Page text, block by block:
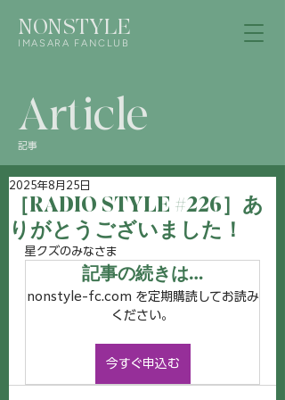
NONSTYLE
IMASARA FANCLUB
Article
記事
［RADIO STYLE #226］あ
りがとうございました！
2025年8月25日
星クズのみなさま
記事の続きは…
nonstyle-fc.com を定期購読してお読み
ください。
今すぐ申込む